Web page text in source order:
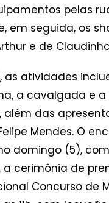
pelas
em seguida, os
e de
as atividades
a cavalgada e
além das
Mendes. O
domingo (5),
a cerimônia de
Concurso de